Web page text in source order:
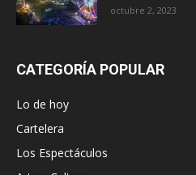
octubre 2, 2023
CATEGORÍA POPULAR
Lo de hoy
Cartelera
Los Espectáculos